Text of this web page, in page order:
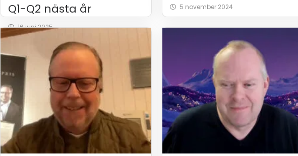
Q1-Q2 nästa år
16 juni 2025
5 november 2024